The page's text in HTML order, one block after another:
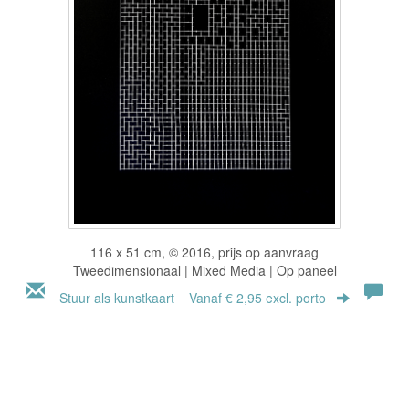
116 x 51 cm, © 2016, prijs op aanvraag
Tweedimensionaal | Mixed Media | Op paneel
Stuur als kunstkaart Vanaf € 2,95 excl. porto